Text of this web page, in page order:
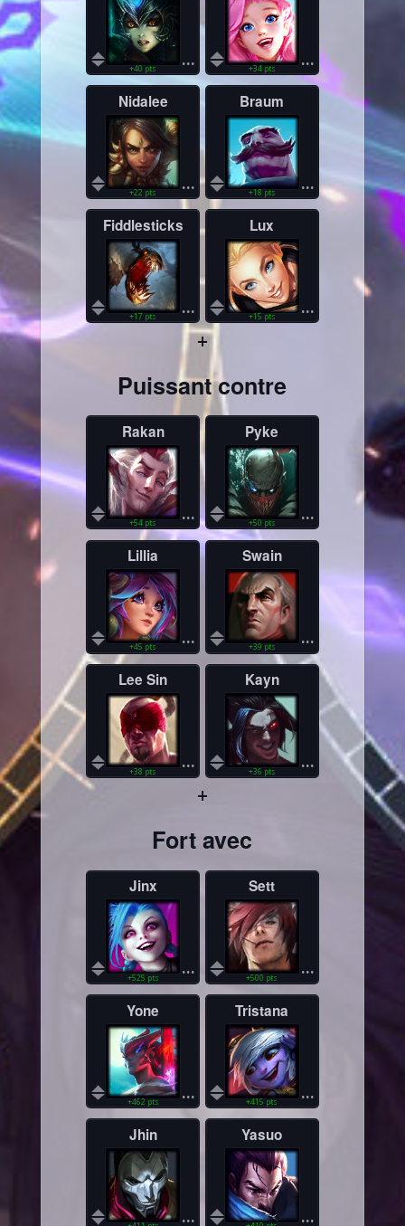
...
+40 pts ...
+34 pts
Nidalee
...
+22 pts
Braum
...
+18 pts
Fiddlesticks
...
+17 pts
Lux
...
+15 pts
+
Puissant contre
Rakan
...
+54 pts
Pyke
...
+50 pts
Lillia
...
+45 pts
Swain
...
+39 pts
Lee Sin
...
+38 pts
Kayn
...
+36 pts
+
Fort avec
Jinx
...
+525 pts
Sett
...
+500 pts
Yone
...
+462 pts
Tristana
...
+415 pts
Jhin
...
Yasuo
...